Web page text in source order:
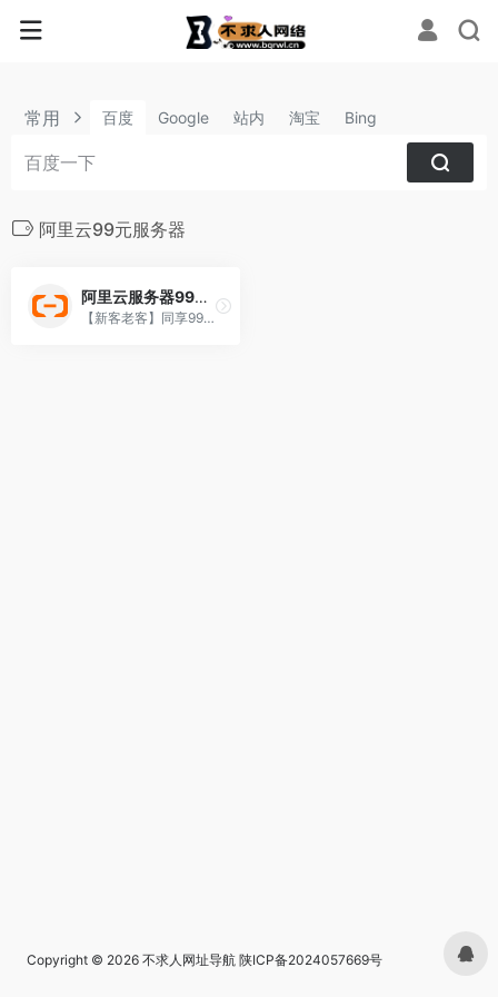
常用 百度 Google 站内 淘宝 Bing
阿里云99元服务器
阿里云服务器99元/年
【新客老客】同享99元/年
Copyright © 2026 不求人网址导航 陕ICP备2024057669号